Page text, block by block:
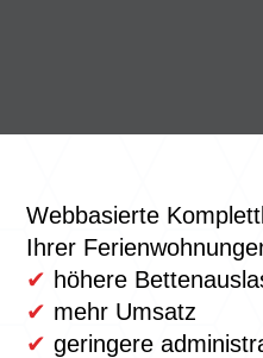
Webbasierte
Ihrer
✔ höhere
✔ mehr Umsatz
✔ geringere